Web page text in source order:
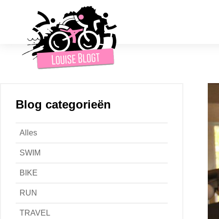
Blog categorieën
Alles
SWIM
BIKE
RUN
TRAVEL